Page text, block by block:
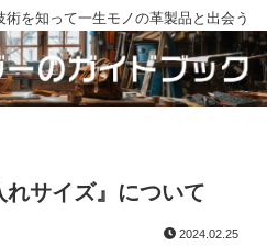
を知って一生モノの革製品と出会う
サイズ』について
2024.02.25